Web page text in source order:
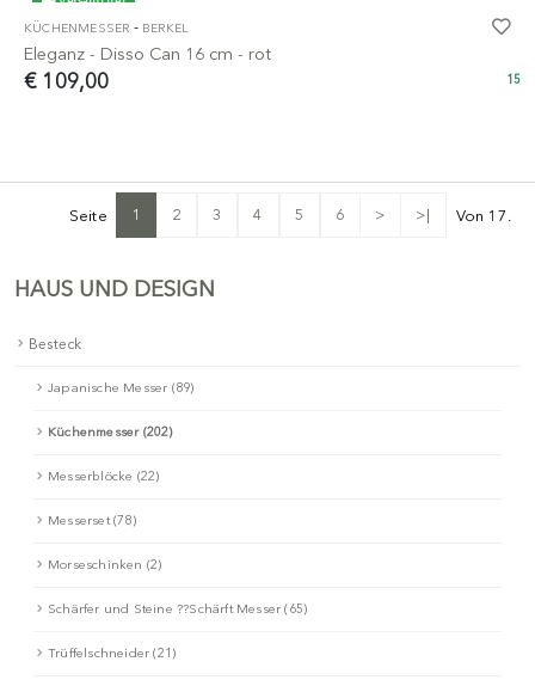
HAUS UND DESIGN
Besteck
Japanische Messer (89)
Küchenmesser (202)
Messerblöcke (22)
Messerset (78)
Morseschinken (2)
Schärfer und Steine ??Schärft Messer (65)
Trüffelschneider (21)
KÜCHENMESSER - BERKEL
Eleganz - Disso Can 16 cm - rot
€ 109,00 15
Seite 1 2 3 4 5 6 > >| Von 17.